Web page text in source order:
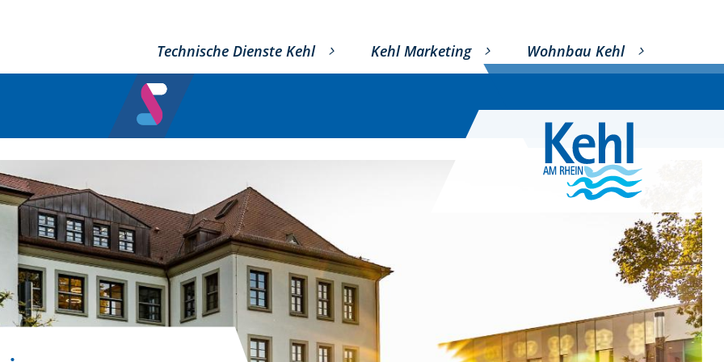
Technische Dienste Kehl Kehl Marketing Wohnbau Kehl